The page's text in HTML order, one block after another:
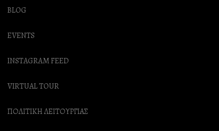
BLOG
EVENTS
INSTAGRAM FEED
VIRTUAL TOUR
ΠΟΛΙΤΙΚΗ ΛΕΙΤΟΥΡΓΙΑΣ